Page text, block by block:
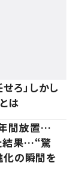
ろ」しかし
は
間放置…
結果…“驚
化の瞬間を